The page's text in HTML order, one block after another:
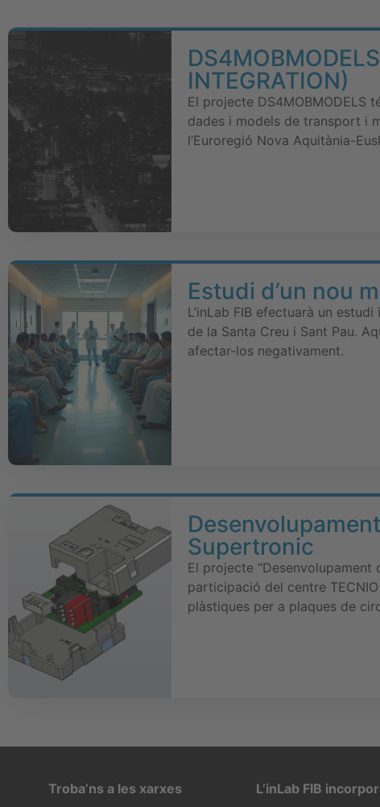
INTEGRATION)
El projecte
dades i models de transport i
l’Euroregió Nova Aquitània-
Estudi d’un nou
L’inLab FIB efectuarà un
de la Santa Creu i Sant Pau.
afectar-los negativament.
Supertronic
El projecte
participació del centre
plàstiques per a plaques de
Troba’ns a les xarxes L’inLab FIB